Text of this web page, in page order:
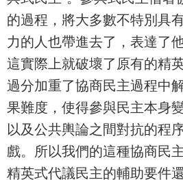
的過程，將大多數不特別具
力的人也帶進去了，表達了
這實際上就破壞了原有的精
過分加重了協商民主過程中
果難度，使得參與民主本身
以及公共輿論之間對抗的程
戲。所以我們的這種協商民
精英式代議民主的輔助要件